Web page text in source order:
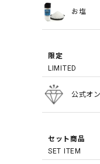
お塩
限定
LIMITED
公式オ
セット商品
SET ITEM